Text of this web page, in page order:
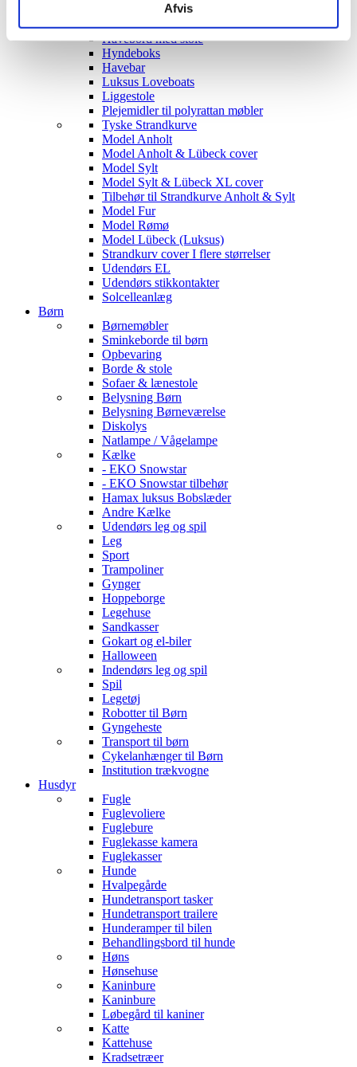
Afvis
Siddegrupper
Hjørnesofaer
Havebord med stole
Hyndeboks
Havebar
Luksus Loveboats
Liggestole
Plejemidler til polyrattan møbler
Tyske Strandkurve
Model Anholt
Model Anholt & Lübeck cover
Model Sylt
Model Sylt & Lübeck XL cover
Tilbehør til Strandkurve Anholt & Sylt
Model Fur
Model Rømø
Model Lübeck (Luksus)
Strandkurv cover I flere størrelser
Udendørs EL
Udendørs stikkontakter
Solcelleanlæg
Børn
Børnemøbler
Sminkeborde til børn
Opbevaring
Borde & stole
Sofaer & lænestole
Belysning Børn
Belysning Børneværelse
Diskolys
Natlampe / Vågelampe
Kælke
- EKO Snowstar
- EKO Snowstar tilbehør
Hamax luksus Bobslæder
Andre Kælke
Udendørs leg og spil
Leg
Sport
Trampoliner
Gynger
Hoppeborge
Legehuse
Sandkasser
Gokart og el-biler
Halloween
Indendørs leg og spil
Spil
Legetøj
Robotter til Børn
Gyngeheste
Transport til børn
Cykelanhænger til Børn
Institution trækvogne
Husdyr
Fugle
Fuglevoliere
Fuglebure
Fuglekasse kamera
Fuglekasser
Hunde
Hvalpegårde
Hundetransport tasker
Hundetransport trailere
Hunderamper til bilen
Behandlingsbord til hunde
Høns
Hønsehuse
Kaninbure
Kaninbure
Løbegård til kaniner
Katte
Kattehuse
Kradsetræer